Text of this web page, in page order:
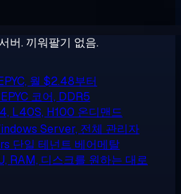
버. 끼워팔기 없음.
월 $2.48부터
코어, DDR5
L40S, H100 온디맨드
Server, 전체 관리자
단일 테넌트 베어메탈
RAM, 디스크를 원하는 대로